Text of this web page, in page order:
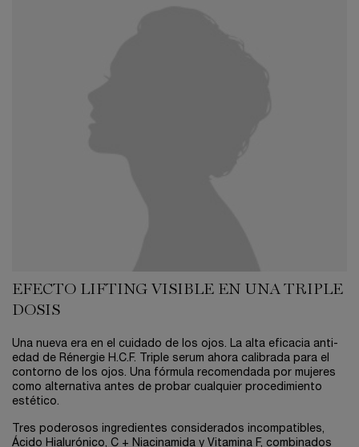
EFECTO LIFTING VISIBLE EN UNA TRIPLE
DOSIS​
Una nueva era en el cuidado de los ojos. La alta eficacia anti-
edad de Rénergie H.C.F. Triple serum ahora calibrada para el
contorno de los ojos. Una fórmula recomendada por mujeres
como alternativa antes de probar cualquier procedimiento
estético.
Tres poderosos ingredientes considerados incompatibles,
Ácido Hialurónico, C + Niacinamida y Vitamina F, combinados